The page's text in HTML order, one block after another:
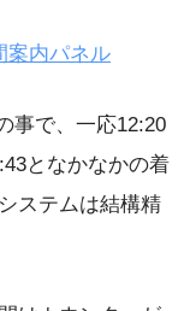
事で、一応12:20
となかなかの着
ステムは結構精